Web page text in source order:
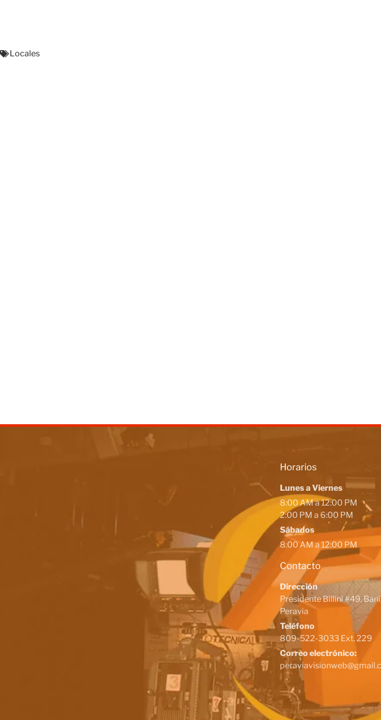
Locales
Horarios
Lunes a Viernes
8:00 AM a 12:00 PM
2:00 PM a 6:00 PM
Sábados
8:00 AM a 12:00 PM
Contacto
Dirección
Presidente Billini #49,
Peravia
Teléfono
809-522-3033 Ext. 229
Correo electrónico: